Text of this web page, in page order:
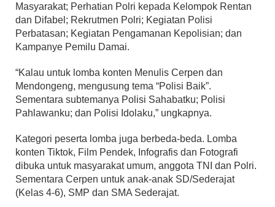
Masyarakat; Perhatian Polri kepada Kelompok Rentan
dan Difabel; Rekrutmen Polri; Kegiatan Polisi
Perbatasan; Kegiatan Pengamanan Kepolisian; dan
Kampanye Pemilu Damai.
“Kalau untuk lomba konten Menulis Cerpen dan
Mendongeng, mengusung tema “Polisi Baik”.
Sementara subtemanya Polisi Sahabatku; Polisi
Pahlawanku; dan Polisi Idolaku,” ungkapnya.
Kategori peserta lomba juga berbeda-beda. Lomba
konten Tiktok, Film Pendek, Infografis dan Fotografi
dibuka untuk masyarakat umum, anggota TNI dan Polri.
Sementara Cerpen untuk anak-anak SD/Sederajat
(Kelas 4-6), SMP dan SMA Sederajat.